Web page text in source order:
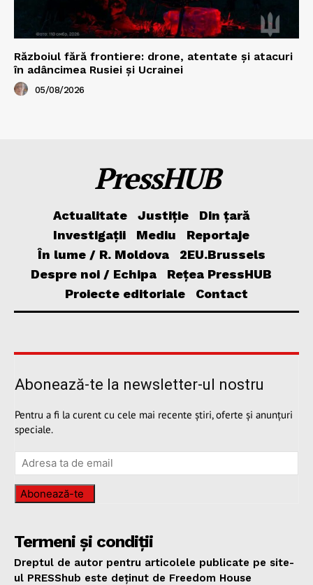
Războiul fără frontiere: drone, atentate și atacuri
în adâncimea Rusiei și Ucrainei
05/08/2026
PressHUB
Actualitate Justiție
Din țară
Investigații
Mediu
Reportaje
În lume / R. Moldova
2EU.Brussels
Despre noi / Echipa
Rețea PressHUB
Proiecte editoriale
Contact
Abonează-te la newsletter-ul nostru
Pentru a fi la curent cu cele mai recente știri, oferte și anunțuri
speciale.
Abonează-te
Termeni și condiții
Dreptul de autor pentru articolele publicate pe site-
ul PRESShub este deținut de Freedom House